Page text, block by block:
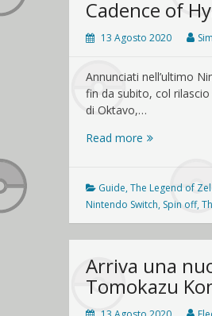
Cadence of
13 Agosto 2020
Annunciati nell’ultimo
fin da subito, col
di Oktavo,…
Read more Cadence
guida
ai
nuovi
personaggi
Guide,The Legend of
Nintendo Switch, Spin off,
Arriva una
Tomokazu